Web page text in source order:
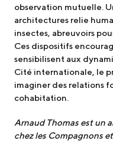
observation mutuelle.
architectures relie
insectes, abreuvoirs
Ces dispositifs
sensibilisent aux
Cité internationale, le
imaginer des relations
cohabitation.
Arnaud Thomas est un
chez les Compagnons